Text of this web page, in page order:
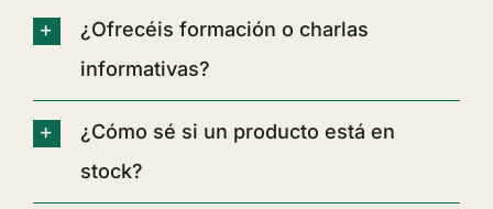
¿Ofrecéis formación o charlas
informativas?
¿Cómo sé si un producto está en
stock?